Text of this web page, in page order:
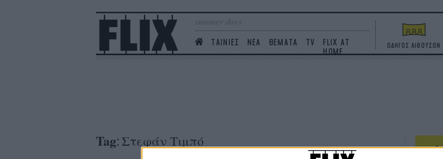
summer days
ΤΑΙΝΙΕΣ ΝΕΑ ΘΕΜΑΤΑ TV
FLIX AT
HOME
ΟΔΗΓΟΣ ΑΙΘΟΥΣΩΝ
Tag: Στεφάν Τιμπό